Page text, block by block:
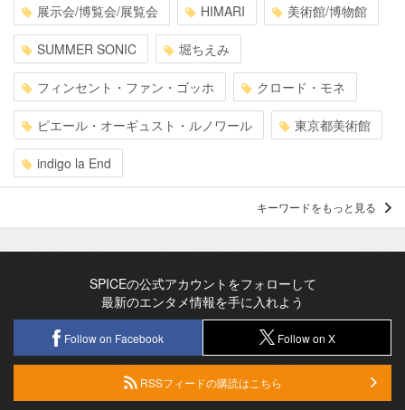
展示会/博覧会/展覧会 HIMARI 美術館/博物館
SUMMER SONIC 堀ちえみ
フィンセント・ファン・ゴッホ クロード・モネ
ピエール・オーギュスト・ルノワール 東京都美術館
indigo la End
キーワードをもっと見る
SPICEの公式アカウントをフォローして
最新のエンタメ情報を手に入れよう
Follow on Facebook Follow on X
RSSフィードの購読はこちら